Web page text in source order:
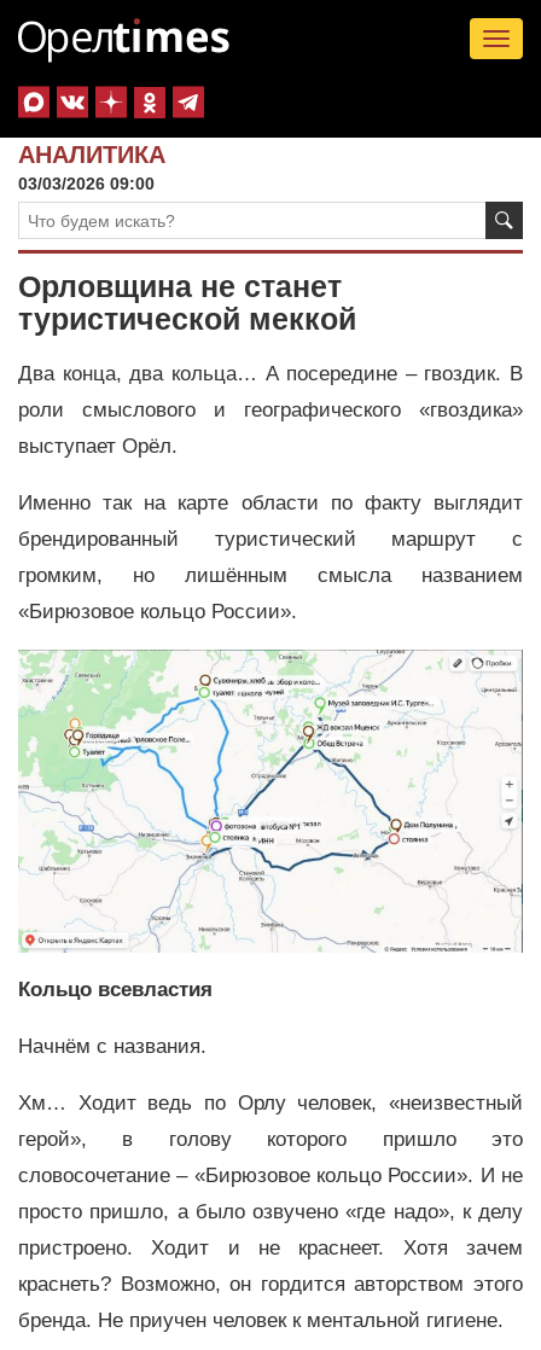
АНАЛИТИКА
03/03/2026 09:00
Орловщина не станет
туристической меккой
Два конца, два кольца… А посередине – гвоздик. В
роли смыслового и географического «гвоздика»
выступает Орёл.
Именно так на карте области по факту выглядит
брендированный туристический маршрут с
громким, но лишённым смысла названием
«Бирюзовое кольцо России».
Кольцо всевластия
Начнём с названия.
Хм… Ходит ведь по Орлу человек, «неизвестный
герой», в голову которого пришло это
словосочетание – «Бирюзовое кольцо России». И не
просто пришло, а было озвучено «где надо», к делу
пристроено. Ходит и не краснеет. Хотя зачем
краснеть? Возможно, он гордится авторством этого
бренда. Не приучен человек к ментальной гигиене.